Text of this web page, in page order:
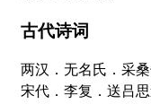
古代诗词
两汉．无名氏．采
宋代．李复．送吕